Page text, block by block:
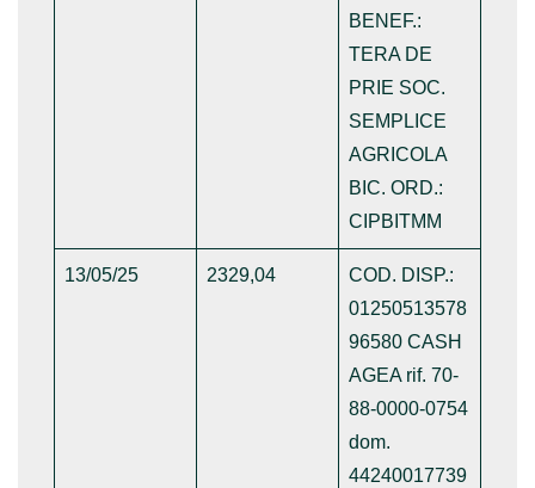
BENEF.:
TERA DE
PRIE SOC.
SEMPLICE
AGRICOLA
BIC. ORD.:
CIPBITMM
13/05/25 2329,04
COD. DISP.:
01250513578
96580 CASH
AGEA rif. 70-
88-0000-0754
dom.
44240017739